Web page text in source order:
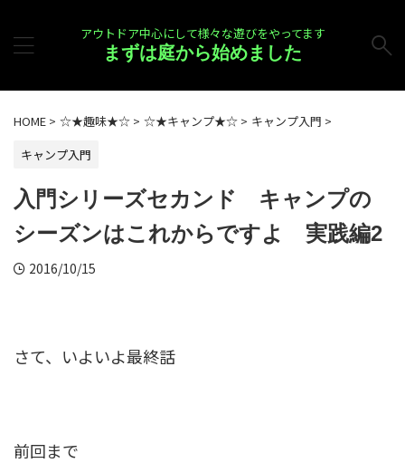
アウトドア中心にして様々な遊びをやってます
まずは庭から始めました
HOME > ☆★趣味★☆ > ☆★キャンプ★☆ > キャンプ入門 >
キャンプ入門
入門シリーズセカンド キャンプの
シーズンはこれからですよ 実践編2
2016/10/15
さて、いよいよ最終話
前回まで